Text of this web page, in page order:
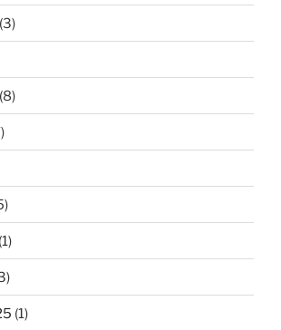
(3)
(8)
(1)
(1)